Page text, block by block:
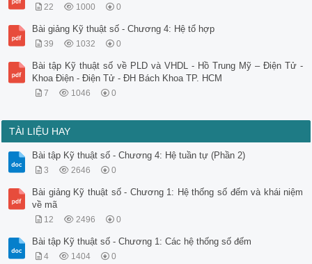
22 1000 0
Bài giảng Kỹ thuật số - Chương 4: Hệ tổ hợp
39 1032 0
Bài tập Kỹ thuật số về PLD và VHDL - Hồ Trung Mỹ – Điện Tử -
Khoa Điện - Điện Tử - ĐH Bách Khoa TP. HCM
7 1046 0
TÀI LIỆU HAY
Bài tập Kỹ thuật số - Chương 4: Hệ tuần tự (Phần 2)
3 2646 0
Bài giảng Kỹ thuật số - Chương 1: Hệ thống số đếm và khái niệm
về mã
12 2496 0
Bài tập Kỹ thuật số - Chương 1: Các hệ thống số đếm
4 1404 0